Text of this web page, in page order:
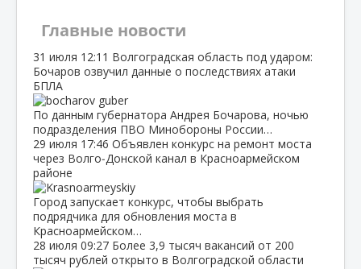
Главные новости
31 июля 12:11 Волгоградская область под ударом:
Бочаров озвучил данные о последствиях атаки
БПЛА
По данным губернатора Андрея Бочарова, ночью
подразделения ПВО Минобороны России…
29 июля 17:46 Объявлен конкурс на ремонт моста
через Волго‑Донской канал в Красноармейском
районе
Город запускает конкурс, чтобы выбрать
подрядчика для обновления моста в
Красноармейском…
28 июля 09:27 Более 3,9 тысяч вакансий от 200
тысяч рублей открыто в Волгоградской области